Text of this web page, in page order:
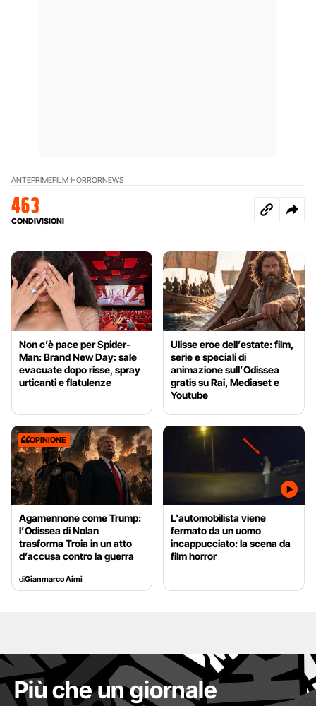
ANTEPRIMEFILM HORRORNEWS
463
CONDIVISIONI
Non c’è pace per Spider-
Man: Brand New Day: sale
evacuate dopo risse, spray
urticanti e flatulenze
Ulisse eroe dell’estate: film,
serie e speciali di
animazione sull’Odissea
gratis su Rai, Mediaset e
Youtube
OPINIONE
Agamennone come Trump:
l’Odissea di Nolan
trasforma Troia in un atto
d’accusa contro la guerra
diGianmarco Aimi
L'automobilista viene
fermato da un uomo
incappucciato: la scena da
film horror
Più che un giornale